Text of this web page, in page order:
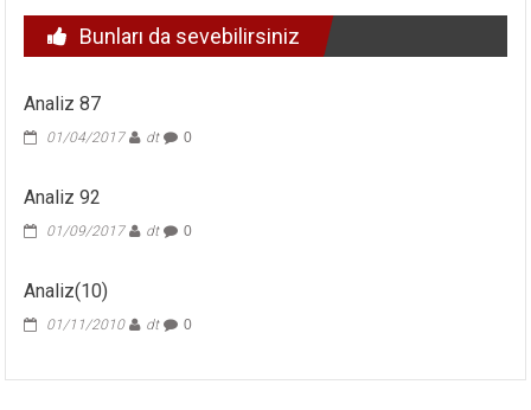
Bunları da sevebilirsiniz
Analiz 87
01/04/2017 dt 0
Analiz 92
01/09/2017 dt 0
Analiz(10)
01/11/2010 dt 0